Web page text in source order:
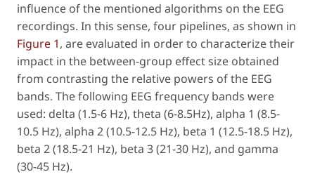
influence of the mentioned algorithms on the EEG
recordings. In this sense, four pipelines, as shown in
Figure 1, are evaluated in order to characterize their
impact in the between-group effect size obtained
from contrasting the relative powers of the EEG
bands. The following EEG frequency bands were
used: delta (1.5-6 Hz), theta (6-8.5Hz), alpha 1 (8.5-
10.5 Hz), alpha 2 (10.5-12.5 Hz), beta 1 (12.5-18.5 Hz),
beta 2 (18.5-21 Hz), beta 3 (21-30 Hz), and gamma
(30-45 Hz).